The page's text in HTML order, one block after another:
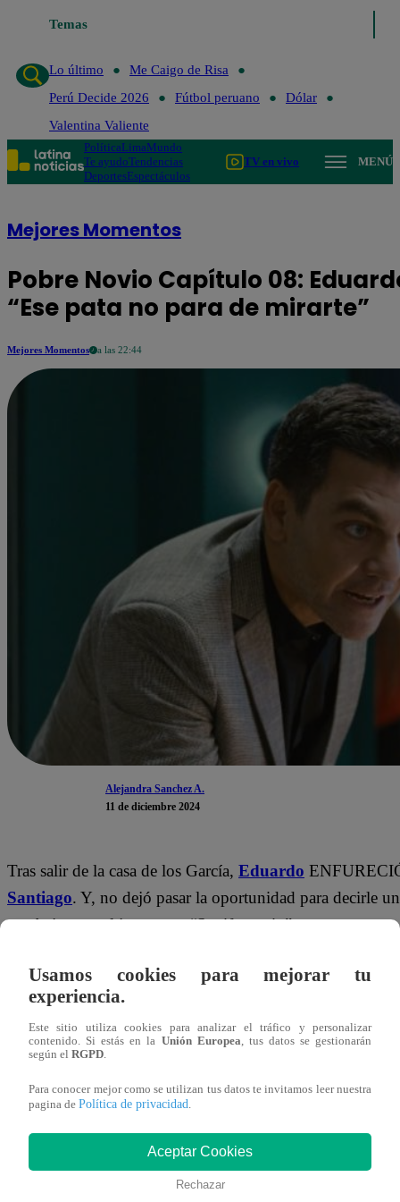
Temas
Lo último
Me Caigo de Risa
Perú Decide 2026
Fútbol peruano
Dólar
Valentina Valiente
PolíticaLimaMundo
Te ayudoTendencias
DeportesEspectáculos
TV en vivo MENÚ
Mejores Momentos
Pobre Novio Capítulo 08:
“Ese pata no para de mirarte”
Mejores Momentos a las 22:44
Alejandra Sanchez A.
11 de diciembre 2024
Tras salir de la casa de los García, Eduardo
Santiago. Y, no dejó pasar la oportunidad para decirle
a trabajar con el joven por “Se rifa novio”.
“Ese pata no para de mirarte y a ti te encanta eso”,
atinó a preguntarle:
Usamos cookies para mejorar tu
experiencia.
Este sitio utiliza cookies para analizar el tráfico y personalizar
contenido. Si estás en la Unión Europea , tus datos se gestionarán
según el RGPD
Para conocer mejor como se utilizan tus datos te invitamos leer nuestra
pagina de Política de privacidad
Aceptar Cookies
Rechazar